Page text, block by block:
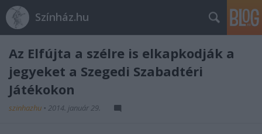
Színház.hu
Az Elfújta a szélre is elkapkodják a
jegyeket a Szegedi Szabadtéri
Játékokon
szinhazhu • 2014. január 29.